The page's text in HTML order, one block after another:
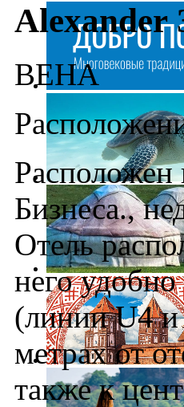
Alexander
ВЕНА
Расположен
Бизнеса.,
Отель
него
(линии U4 и
метрах от
также к